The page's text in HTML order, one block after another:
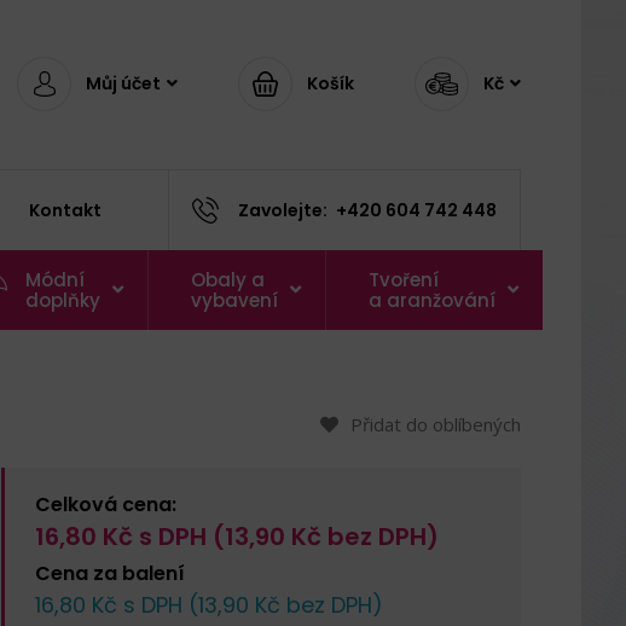
Můj účet Košík Kč
Kontakt Zavolejte: +420 604 742 448
Módní
doplňky
Obaly a
vybavení
Tvoření
a aranžování
Přidat do oblíbených
Celková cena:
16,80 Kč s DPH (13,90 Kč bez DPH)
Cena za balení
16,80 Kč s DPH (13,90 Kč bez DPH)